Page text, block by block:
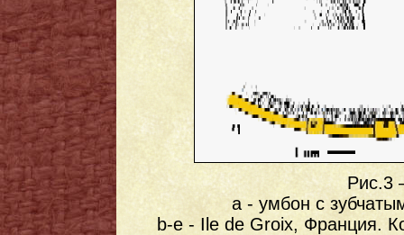
Рис.3
a - умбон с
b-e - Ile de Groix, Франция.